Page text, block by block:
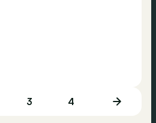
3 4